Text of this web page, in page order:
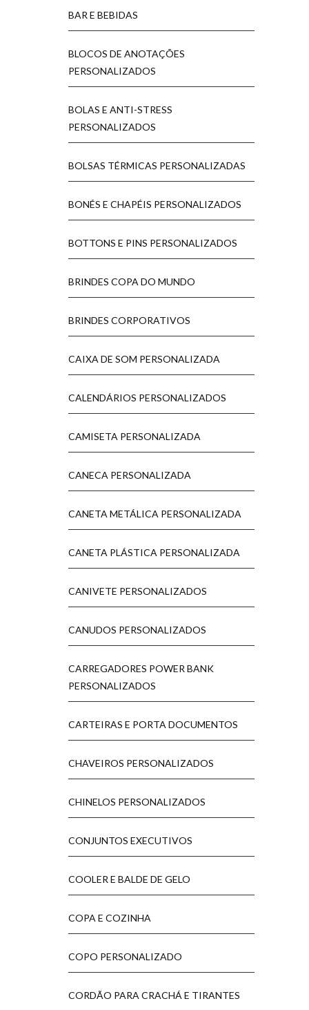
BAR E BEBIDAS
BLOCOS DE ANOTAÇÕES
PERSONALIZADOS
BOLAS E ANTI-STRESS
PERSONALIZADOS
BOLSAS TÉRMICAS PERSONALIZADAS
BONÉS E CHAPÉIS PERSONALIZADOS
BOTTONS E PINS PERSONALIZADOS
BRINDES COPA DO MUNDO
BRINDES CORPORATIVOS
CAIXA DE SOM PERSONALIZADA
CALENDÁRIOS PERSONALIZADOS
CAMISETA PERSONALIZADA
CANECA PERSONALIZADA
CANETA METÁLICA PERSONALIZADA
CANETA PLÁSTICA PERSONALIZADA
CANIVETE PERSONALIZADOS
CANUDOS PERSONALIZADOS
CARREGADORES POWER BANK
PERSONALIZADOS
CARTEIRAS E PORTA DOCUMENTOS
CHAVEIROS PERSONALIZADOS
CHINELOS PERSONALIZADOS
CONJUNTOS EXECUTIVOS
COOLER E BALDE DE GELO
COPA E COZINHA
COPO PERSONALIZADO
CORDÃO PARA CRACHÁ E TIRANTES